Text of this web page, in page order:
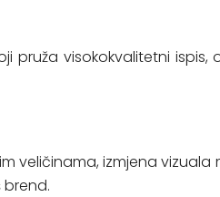
pruža visokokvalitetni
veličinama, izmjena
brend.